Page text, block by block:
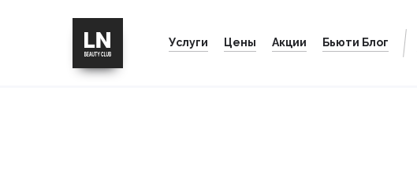
Услуги Цены Акции Бьюти Блог